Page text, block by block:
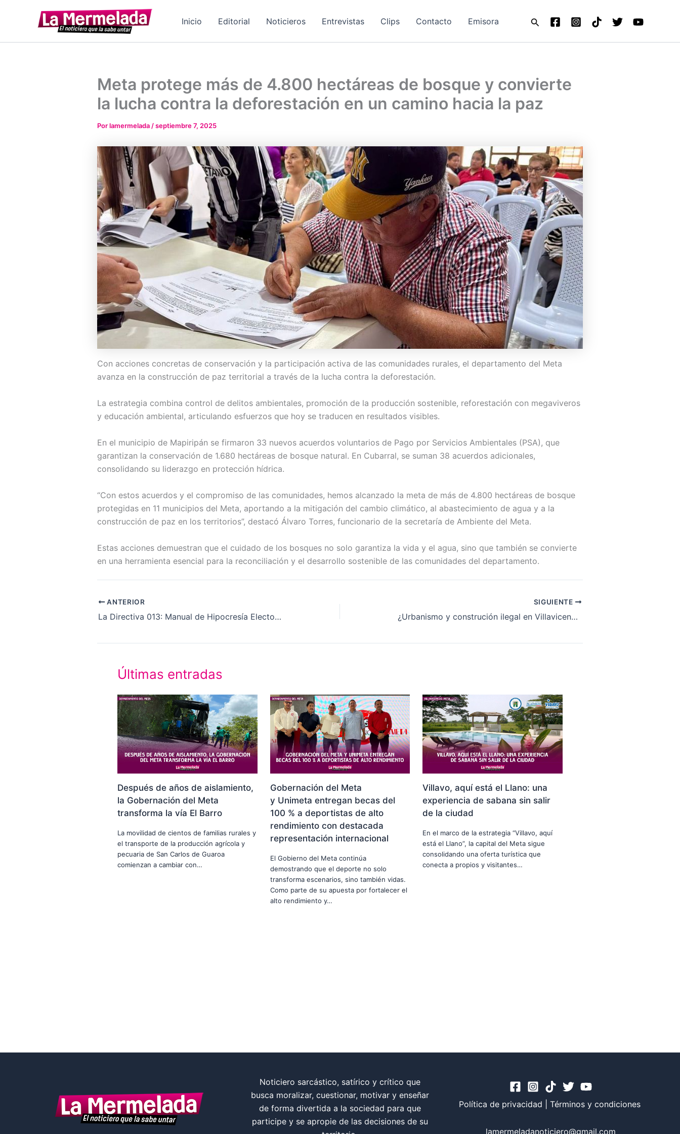
Inicio Editorial Noticieros Entrevistas Clips Contacto Emisora Buscar
Meta protege más de 4.800 hectáreas de bosque y convierte
la lucha contra la deforestación en un camino hacia la paz
Porlamermelada/septiembre 7, 2025
Con acciones concretas de conservación y la participación activa de las comunidades rurales, el departamento del Meta
avanza en la construcción de paz territorial a través de la lucha contra la deforestación.
La estrategia combina control de delitos ambientales, promoción de la producción sostenible, reforestación con megaviveros
y educación ambiental, articulando esfuerzos que hoy se traducen en resultados visibles.
En el municipio de Mapiripán se firmaron 33 nuevos acuerdos voluntarios de Pago por Servicios Ambientales (PSA), que
garantizan la conservación de 1.680 hectáreas de bosque natural. En Cubarral, se suman 38 acuerdos adicionales,
consolidando su liderazgo en protección hídrica.
“Con estos acuerdos y el compromiso de las comunidades, hemos alcanzado la meta de más de 4.800 hectáreas de bosque
protegidas en 11 municipios del Meta, aportando a la mitigación del cambio climático, al abastecimiento de agua y a la
construcción de paz en los territorios”, destacó Álvaro Torres, funcionario de la secretaría de Ambiente del Meta.
Estas acciones demuestran que el cuidado de los bosques no solo garantiza la vida y el agua, sino que también se convierte
en una herramienta esencial para la reconciliación y el desarrollo sostenible de las comunidades del departamento.
ANTERIOR
La Directiva 013: Manual de Hipocresía Electoral para Dummies
SIGUIENTE
¿Urbanismo y construción ilegal en Villavicencio?
Últimas entradas
Después de años de aislamiento,
la Gobernación del Meta
transforma la vía El Barro
La movilidad de cientos de familias rurales y
el transporte de la producción agrícola y
pecuaria de San Carlos de Guaroa
comienzan a cambiar con…
Gobernación del Meta
y Unimeta entregan becas del
100 % a deportistas de alto
rendimiento con destacada
representación internacional
El Gobierno del Meta continúa
demostrando que el deporte no solo
transforma escenarios, sino también vidas.
Como parte de su apuesta por fortalecer el
alto rendimiento y…
Villavo, aquí está el Llano: una
experiencia de sabana sin salir
de la ciudad
En el marco de la estrategia “Villavo, aquí
está el Llano”, la capital del Meta sigue
consolidando una oferta turística que
conecta a propios y visitantes…
Noticiero sarcástico, satírico y crítico que
busca moralizar, cuestionar, motivar y enseñar
de forma divertida a la sociedad para que
participe y se apropie de las decisiones de su
Política de privacidad Términos y condiciones
lamermeladanoticiero@gmail.com